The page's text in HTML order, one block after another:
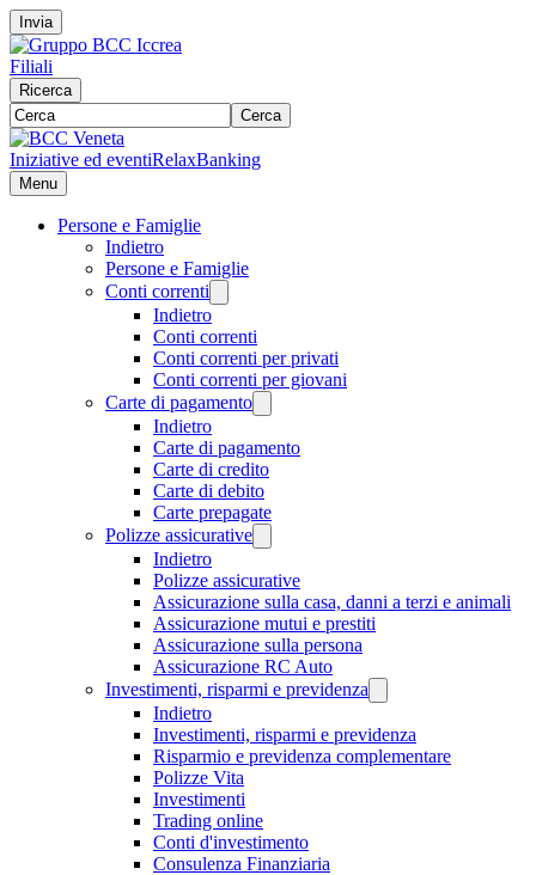
Invia
Filiali
Ricerca
Cerca
Iniziative ed eventiRelaxBanking
Menu
Persone e Famiglie
Indietro
Persone e Famiglie
Conti correnti
Indietro
Conti correnti
Conti correnti per privati
Conti correnti per giovani
Carte di pagamento
Indietro
Carte di pagamento
Carte di credito
Carte di debito
Carte prepagate
Polizze assicurative
Indietro
Polizze assicurative
Assicurazione sulla casa, danni a terzi e animali
Assicurazione mutui e prestiti
Assicurazione sulla persona
Assicurazione RC Auto
Investimenti, risparmi e previdenza
Indietro
Investimenti, risparmi e previdenza
Risparmio e previdenza complementare
Polizze Vita
Investimenti
Trading online
Conti d'investimento
Consulenza Finanziaria